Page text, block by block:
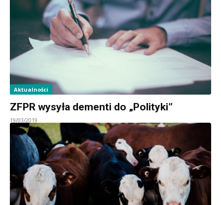
Aktualności
ZFPR wysyła dementi do „Polityki”
19/03/2019